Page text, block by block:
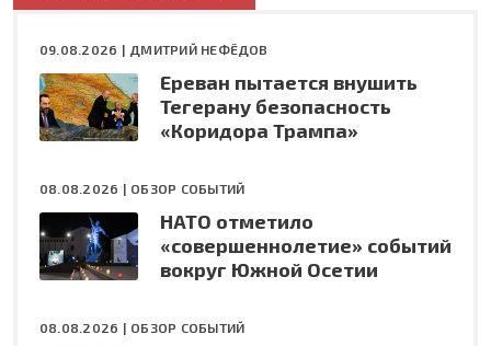
09.08.2026 | ДМИТРИЙ НЕФЁДОВ
Ереван пытается внушить
Тегерану безопасность
«Коридора Трампа»
08.08.2026 | ОБЗОР СОБЫТИЙ
НАТО отметило
«совершеннолетие» событий
вокруг Южной Осетии
08.08.2026 | ОБЗОР СОБЫТИЙ